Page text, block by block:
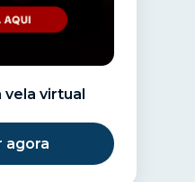
vela virtual
agora